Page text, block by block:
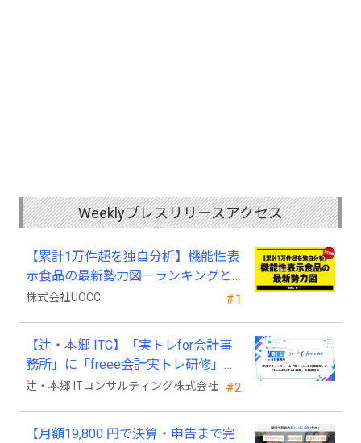
Weeklyプレスリリースアクセス
#1
【累計1万件超を独自分析】機能性表
示食品の最新勢力図―ランキングと
2025年4月以降の変化
株式会社UOCC
#2
【辻・本郷 ITC】「実トレfor会計事
務所」に「freee会計実トレ研修」を
新規追加
辻・本郷 ITコンサルティング株式会社
【月額19,800 円で決算・申告まで完